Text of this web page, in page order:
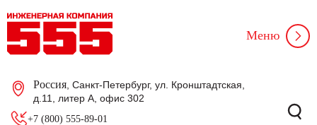
Россия , Санкт-Петербург, ул. Кронштадтская,
д.11, литер А, офис 302
+7 (800) 555-89-01
Меню